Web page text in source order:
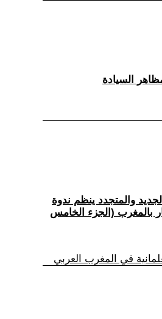
الجديد والمتجدد ينظم ندوة
بالمغرب (الجزء الخامس
في المغرب العربي